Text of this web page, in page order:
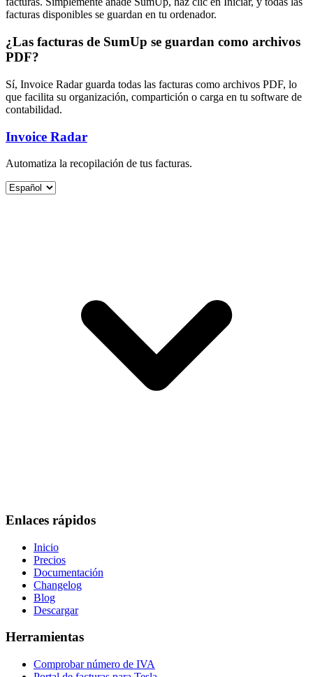
facturas disponibles se guardan en tu ordenador.
¿Las facturas de SumUp se guardan como archivos
PDF?
Sí, Invoice Radar guarda todas las facturas como archivos PDF, lo
que facilita su organización, compartición o carga en tu software de
contabilidad.
Invoice Radar
Automatiza la recopilación de tus facturas.
Enlaces rápidos
Inicio
Precios
Documentación
Changelog
Blog
Descargar
Herramientas
Comprobar número de IVA